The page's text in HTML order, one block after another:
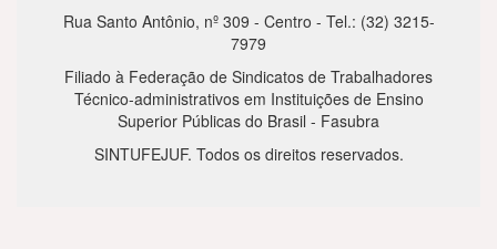
Rua Santo Antônio, nº 309 - Centro - Tel.: (32) 3215-
7979
Filiado à Federação de Sindicatos de Trabalhadores
Técnico-administrativos em Instituições de Ensino
Superior Públicas do Brasil - Fasubra
SINTUFEJUF. Todos os direitos reservados.